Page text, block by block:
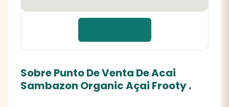
Sobre Punto De Venta De Acai
Sambazon Organic Açai Frooty .